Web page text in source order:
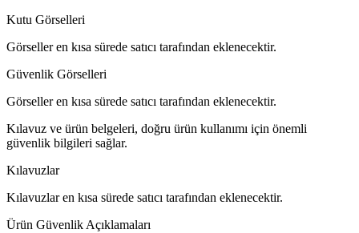
Kutu Görselleri
Görseller en kısa sürede satıcı tarafından eklenecektir.
Güvenlik Görselleri
Görseller en kısa sürede satıcı tarafından eklenecektir.
Kılavuz ve ürün belgeleri, doğru ürün kullanımı için önemli
güvenlik bilgileri sağlar.
Kılavuzlar
Kılavuzlar en kısa sürede satıcı tarafından eklenecektir.
Ürün Güvenlik Açıklamaları